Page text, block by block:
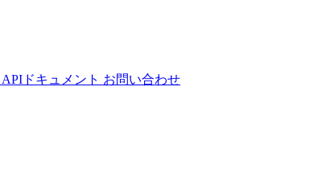
APIドキュメント お問い合わせ